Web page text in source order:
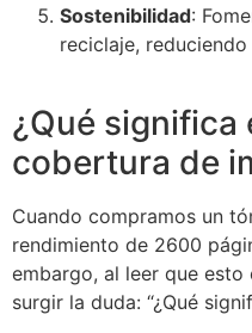
Sostenibilidad:
reciclaje,
¿Qué significa
cobertura de
Cuando compramos un
rendimiento de 2600
embargo, al leer que
surgir la duda: “¿Qué